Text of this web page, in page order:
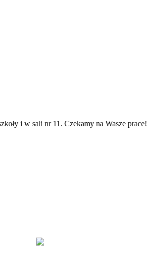
i w sali nr 11. Czekamy na Wasze prace!